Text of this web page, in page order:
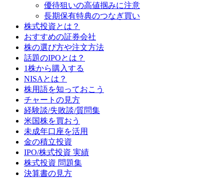
優待狙いの高値掴みに注意
長期保有特典のつなぎ買い
株式投資とは？
おすすめの証券会社
株の選び方や注文方法
話題のIPOとは？
1株から購入する
NISAとは？
株用語を知っておこう
チャートの見方
経験談/失敗談/質問集
米国株を買おう
未成年口座を活用
金の積立投資
IPO/株式投資 実績
株式投資 問題集
決算書の見方